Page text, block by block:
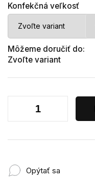
Konfekčná veľkosť
Môžeme doručiť do:
Zvoľte variant
Opýtať sa